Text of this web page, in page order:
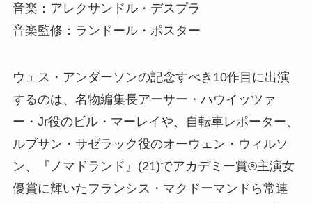
音楽：アレクサンドル・デスプラ
音楽監修：ランドール・ポスター
ウェス・アンダーソンの記念すべき10作目に出演
するのは、名物編集長アーサー・ハウイッツァ
ー・Jr役のビル・マーレイや、自転車レポーター、
ルブサン・サゼラック役のオーウェン・ウィルソ
ン、『ノマドランド』(21)でアカデミー賞®主演女
優賞に輝いたフランシス・マクドーマンドら常連